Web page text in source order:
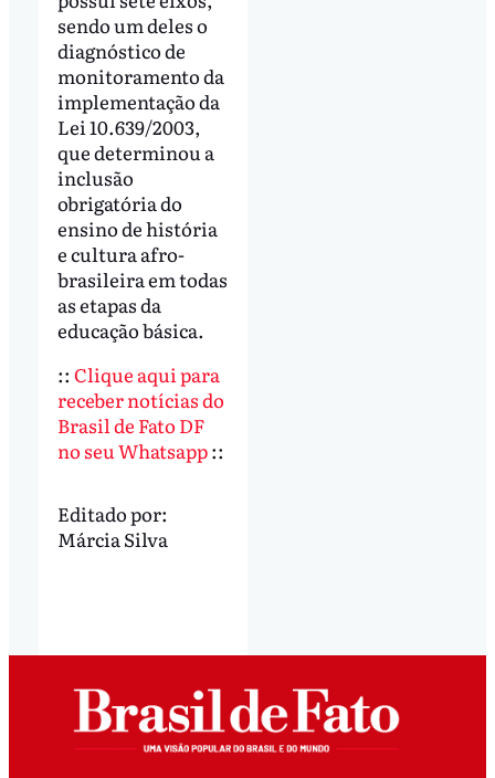
sendo um deles o
diagnóstico de
monitoramento da
implementação da
Lei 10.639/2003,
que determinou a
inclusão
obrigatória do
ensino de história
e cultura afro-
brasileira em todas
as etapas da
educação básica.
:: Clique aqui para
receber notícias do
Brasil de Fato DF
no seu Whatsapp::
Editado por:
Márcia Silva